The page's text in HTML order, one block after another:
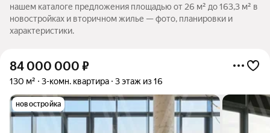
нашем каталоге предложения площадью от 26 м² до 163,3 м² в
новостройках и вторичном жилье — фото, планировки и
характеристики.
84 000 000 ₽
130 м² 3-комн. квартира 3 этаж из 16
новостройка